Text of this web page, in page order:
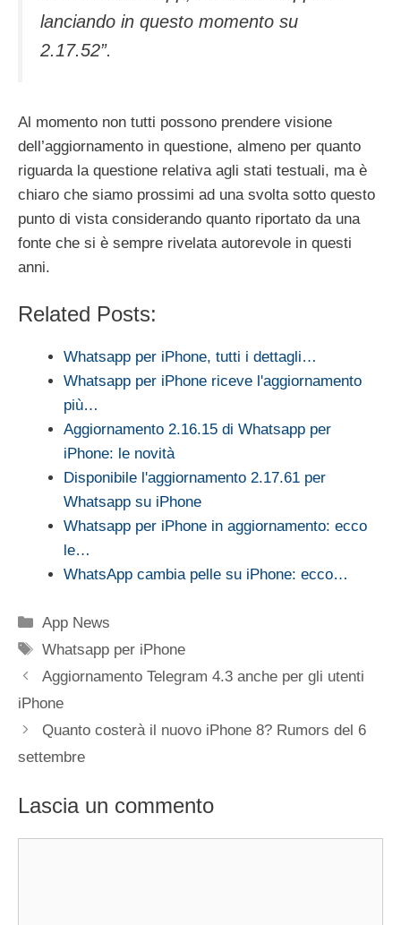
lanciando in questo momento su
2.17.52”.
Al momento non tutti possono prendere visione
dell’aggiornamento in questione, almeno per quanto
riguarda la questione relativa agli stati testuali, ma è
chiaro che siamo prossimi ad una svolta sotto questo
punto di vista considerando quanto riportato da una
fonte che si è sempre rivelata autorevole in questi
anni.
Related Posts:
Whatsapp per iPhone, tutti i dettagli…
Whatsapp per iPhone riceve l'aggiornamento
più…
Aggiornamento 2.16.15 di Whatsapp per
iPhone: le novità
Disponibile l'aggiornamento 2.17.61 per
Whatsapp su iPhone
Whatsapp per iPhone in aggiornamento: ecco
le…
WhatsApp cambia pelle su iPhone: ecco…
Categorie
App News
Tag
Whatsapp per iPhone
Aggiornamento Telegram 4.3 anche per gli utenti
iPhone
Quanto costerà il nuovo iPhone 8? Rumors del 6
settembre
Lascia un commento